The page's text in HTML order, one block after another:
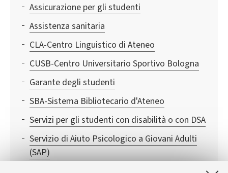
Assicurazione per gli studenti
Assistenza sanitaria
CLA-Centro Linguistico di Ateneo
CUSB-Centro Universitario Sportivo Bologna
Garante degli studenti
SBA-Sistema Bibliotecario d'Ateneo
Servizi per gli studenti con disabilità o con DSA
Servizio di Aiuto Psicologico a Giovani Adulti
(SAP)